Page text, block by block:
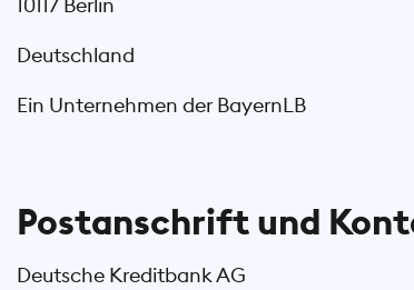
10117 Berlin
Deutschland
Ein Unternehmen der BayernLB
Postanschrift und
Deutsche Kreditbank AG